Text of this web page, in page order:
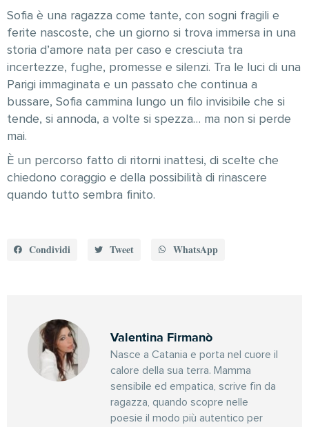
Sofia è una ragazza come tante, con sogni fragili e
ferite nascoste, che un giorno si trova immersa in una
storia d’amore nata per caso e cresciuta tra
incertezze, fughe, promesse e silenzi. Tra le luci di una
Parigi immaginata e un passato che continua a
bussare, Sofia cammina lungo un filo invisibile che si
tende, si annoda, a volte si spezza… ma non si perde
mai.
È un percorso fatto di ritorni inattesi, di scelte che
chiedono coraggio e della possibilità di rinascere
quando tutto sembra finito.
Condividi Tweet WhatsApp
Valentina Firmanò
Nasce a Catania e porta nel cuore il
calore della sua terra. Mamma
sensibile ed empatica, scrive fin da
ragazza, quando scopre nelle
poesie il modo più autentico per